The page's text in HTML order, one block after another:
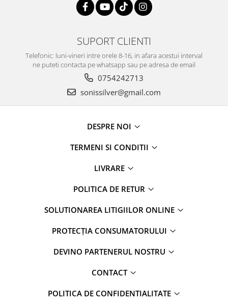
SUPORT CLIENTI
Telefonic: luni-vineri intre orele 8-16, in afara acestui interval
ne puteti contacta pe whatsapp sau pe adresa de email
0754242713
sonissilver@gmail.com
DESPRE NOI
TERMENI SI CONDITII
LIVRARE
POLITICA DE RETUR
SOLUTIONAREA LITIGIILOR ONLINE
PROTECȚIA CONSUMATORULUI
DEVINO PARTENERUL NOSTRU
CONTACT
POLITICA DE CONFIDENTIALITATE